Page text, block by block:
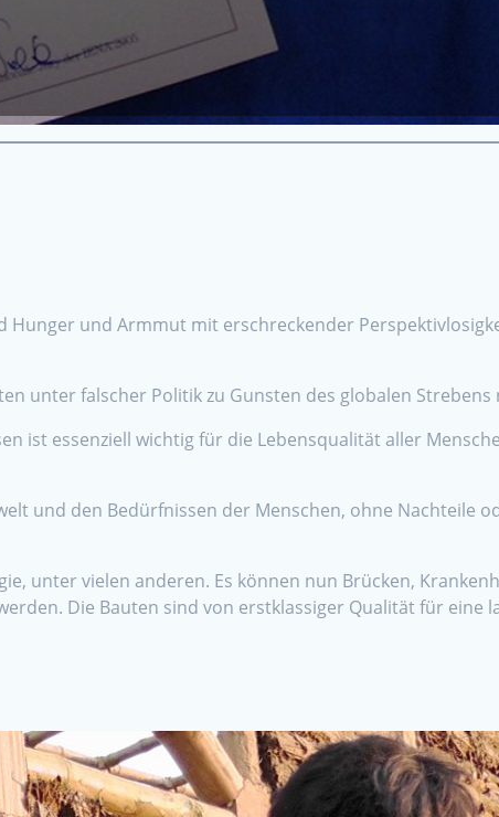
und Armmut mit erschreckender
unter falscher Politik zu Gunsten des globalen Strebens
ist essenziell wichtig für die Lebensqualität aller
und den Bedürfnissen der Menschen, ohne Nachteile
unter vielen anderen. Es können nun Brücken,
Die Bauten sind von erstklassiger Qualität für eine